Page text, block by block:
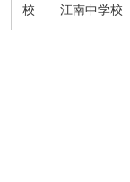
校 江南中学校